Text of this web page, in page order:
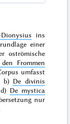
Dionysius ins
einer
oströmische
Frommen
umfasst
b) De divinis
De mystica
nur